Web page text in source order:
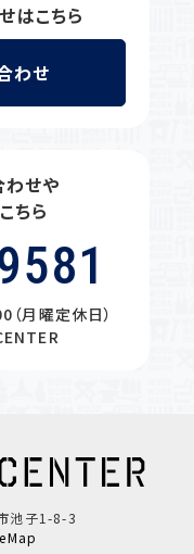
はこちら
わせ
せや
ちら
月曜定休日）
池子1-8-3